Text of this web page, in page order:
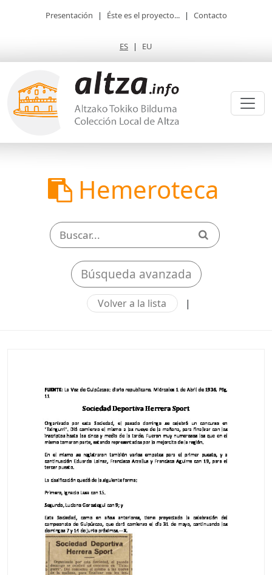
Presentación | Éste es el proyecto... | Contacto
ES | EU
Hemeroteca
Búsqueda avanzada
Volver a la lista |